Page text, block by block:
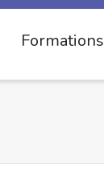
Formations